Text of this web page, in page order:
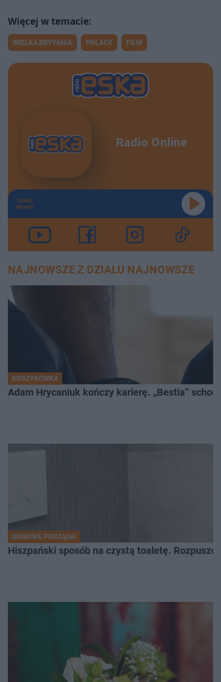
WIELKA BRYTANIA POLACY FILM
Radio Online
TERAZ
GRAMY
NAJNOWSZE Z DZIAŁU NAJNOWSZE
KOSZYKÓWKA
Adam Hrycaniuk kończy karierę. „Bestia”
DOMOWE PORZĄDKI
Hiszpański sposób na czystą toaletę.